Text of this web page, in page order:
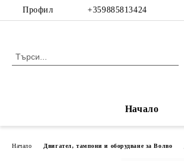
Профил +359885813424
Начало
Начало Двигател, тампони и оборудване за Волво